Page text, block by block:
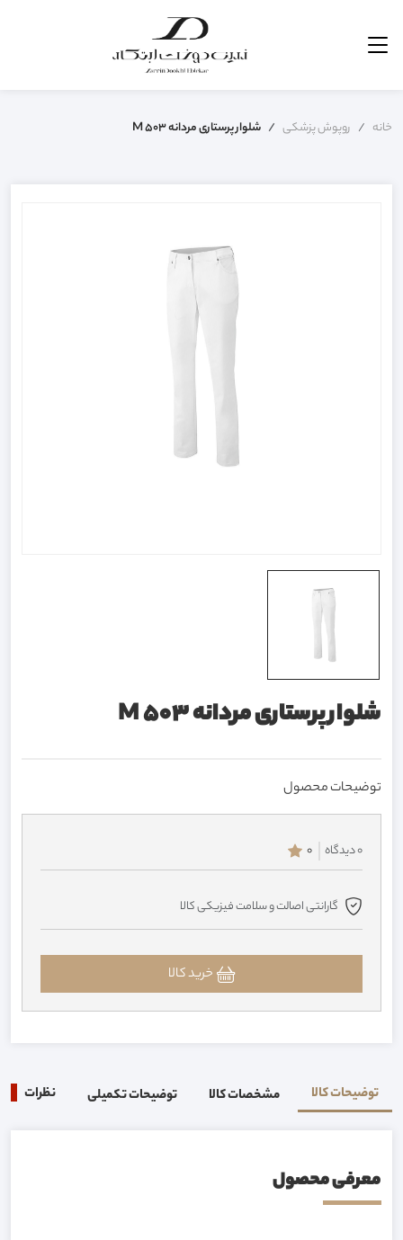
خانه روپوش پزشکی شلوار پرستاری مردانه M 503
شلوار پرستاری مردانه M 503
توضیحات محصول
0 دیدگاه 0
گارانتی اصالت و سلامت فیزیکی کالا
خرید کالا
توضیحات کالا مشخصات کالا توضیحات تکمیلی نظرات
معرفی محصول